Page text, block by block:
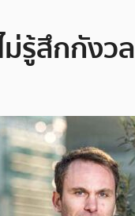
ม่รู้สึกกัง